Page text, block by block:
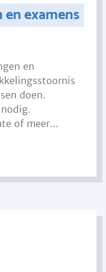
examens
en
doen.
of meer...